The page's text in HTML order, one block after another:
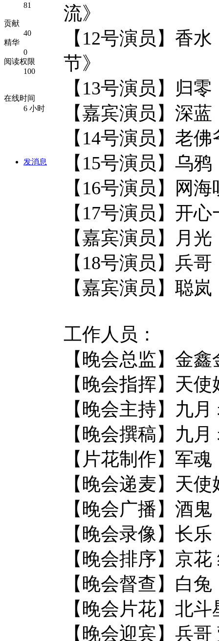
81
贡献
40
精华
0
阅读权限
100
在线时间
6 小时
发消息
流》
【12号演员】
节》
【13号演员】
【嘉宾演员】
【14号演员】
【15号演员】
【16号演员】网
【17号演员】开
【嘉宾演员】
【18号演员】
【嘉宾演员】
工作人员：
【晚会总监】金鑫
【晚会指挥】天使
【晚会主持】九月
【晚会撰稿】九月
【片花制作】军魂
【晚会递麦】天使
【晚会广播】酒鬼
【晚会录像】长乐
【晚会排序】京花
【晚会督查】白兔
【晚会片花】北
【晚会迎宾】兵